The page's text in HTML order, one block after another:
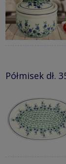
Półmisek dł.